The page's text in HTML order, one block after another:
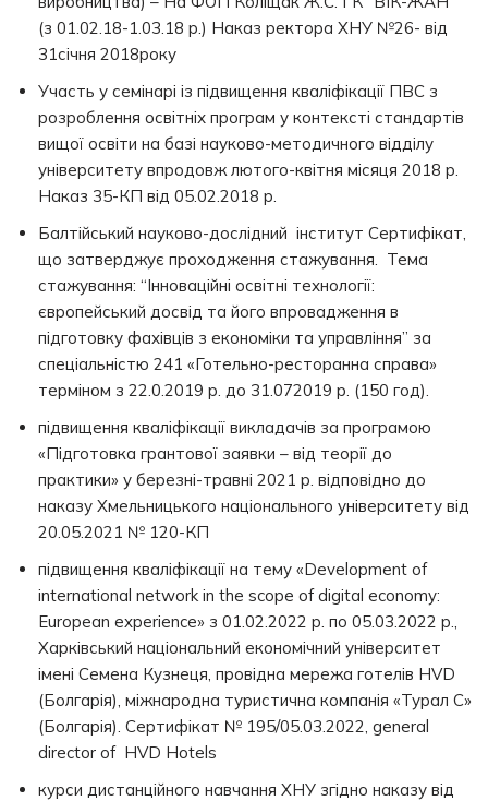
(з 01.02.18-1.03.18 р.) Наказ ректора ХНУ №26- від
31січня 2018року
Участь у семінарі із підвищення кваліфікації ПВС з
розроблення освітніх програм у контексті стандартів
вищої освіти на базі науково-методичного відділу
університету впродовж лютого-квітня місяця 2018 р.
Наказ 35-КП від 05.02.2018 р.
Балтійський науково-дослідний інститут Сертифікат,
що затверджує проходження стажування. Тема
стажування: “Інноваційні освітні технології:
європейський досвід та його впровадження в
підготовку фахівців з економіки та управління” за
спеціальністю 241 «Готельно-ресторанна справа»
терміном з 22.0.2019 р. до 31.072019 р. (150 год).
підвищення кваліфікації викладачів за програмою
«Підготовка грантової заявки – від теорії до
практики» у березні-травні 2021 р. відповідно до
наказу Хмельницького національного університету від
20.05.2021 № 120-КП
підвищення кваліфікації на тему «Development of
international network in the scope of digital economy:
European experience» з 01.02.2022 р. по 05.03.2022 р.,
Харківський національний економічний університет
імені Семена Кузнеця, провідна мережа готелів HVD
(Болгарія), міжнародна туристична компанія «Турал С»
(Болгарія). Сертифікат № 195/05.03.2022, general
director of HVD Hotels
курси дистанційного навчання ХНУ згідно наказу від